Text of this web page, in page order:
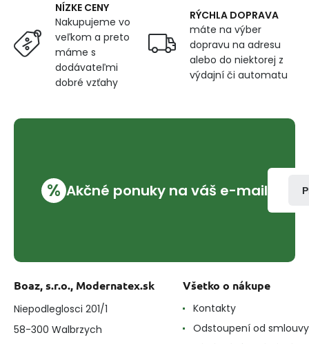
NÍZKE CENY
Nakupujeme vo
veľkom a preto
máme s
dodávateľmi
dobré vzťahy
RÝCHLA DOPRAVA
máte na výber
dopravu na adresu
alebo do niektorej z
výdajní či automatu
% Akčné ponuky na váš e-mail
Boaz, s.r.o., Modernatex.sk
Niepodleglosci 201/1
58-300 Walbrzych
Všetko o nákupe
Kontakty
Odstoupení od smlouvy